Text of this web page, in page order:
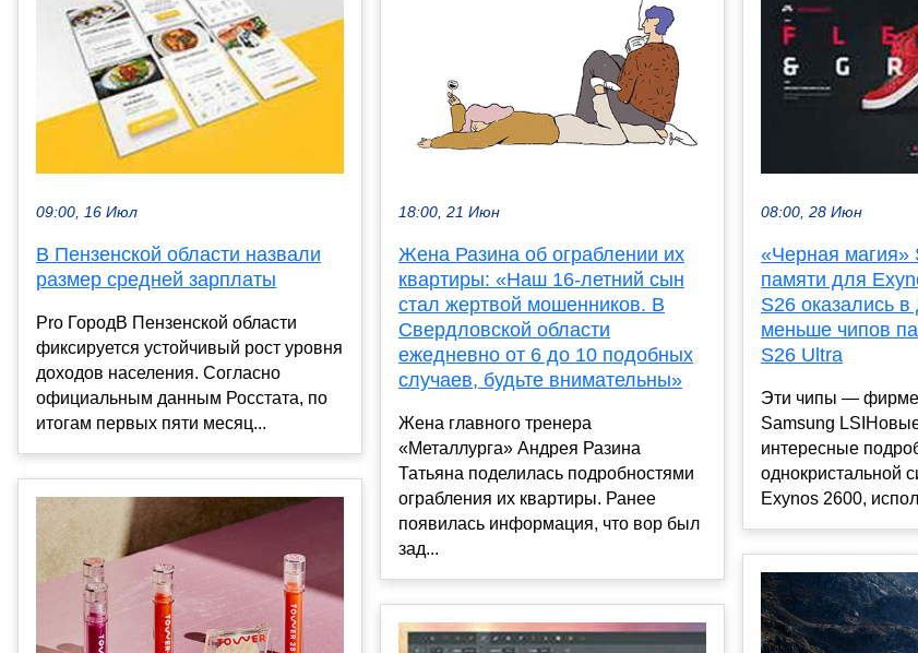
09:00, 16 Июл
В Пензенской области назвали
размер средней зарплаты
Pro ГородВ Пензенской области
фиксируется устойчивый рост уровня
доходов населения. Согласно
официальным данным Росстата, по
итогам первых пяти месяц...
18:00, 21 Июн
Жена Разина об ограблении их
квартиры: «Наш 16-летний сын
стал жертвой мошенников. В
Свердловской области
ежедневно от 6 до 10 подобных
случаев, будьте внимательны»
Жена главного тренера
«Металлурга» Андрея Разина
Татьяна поделилась подробностями
ограбления их квартиры. Ранее
появилась информация, что вор был
зад...
08:00, 28 Июн
«Черная магия»
памяти для
S26 оказались в
меньше чипов
S26 Ultra
Эти чипы —
Samsung
интересные
однокристальной
Exynos 2600,